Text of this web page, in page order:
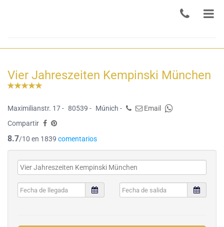
Vier Jahreszeiten Kempinski München
Maximilianstr. 17 - 80539 - Múnich -
Email
Compartir
8.7/10 en 1839 comentarios